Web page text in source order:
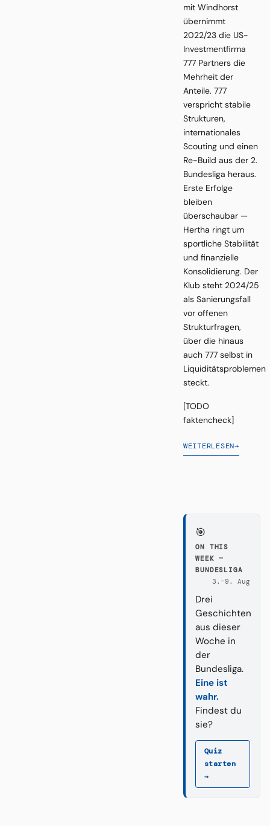
mit Windhorst
übernimmt
2022/23 die US-
Investmentfirma
777 Partners die
Mehrheit der
Anteile. 777
verspricht stabile
Strukturen,
internationales
Scouting und einen
Re-Build aus der 2.
Bundesliga heraus.
Erste Erfolge
bleiben
überschaubar —
Hertha ringt um
sportliche Stabilität
und finanzielle
Konsolidierung. Der
Klub steht 2024/25
als Sanierungsfall
vor offenen
Strukturfragen,
über die hinaus
auch 777 selbst in
Liquiditätsproblemen
steckt.
[TODO
faktencheck]
WEITERLESEN→
🎯
ON THIS
WEEK —
BUNDESLIGA
3.–9. Aug
Drei
Geschichten
aus dieser
Woche in
der
Bundesliga.
Eine ist
wahr.
Findest du
sie?
Quiz
starten
→